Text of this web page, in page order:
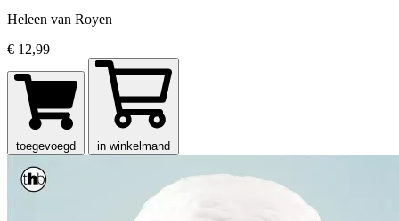
Heleen van Royen
€ 12,99
toegevoegd in winkelmand